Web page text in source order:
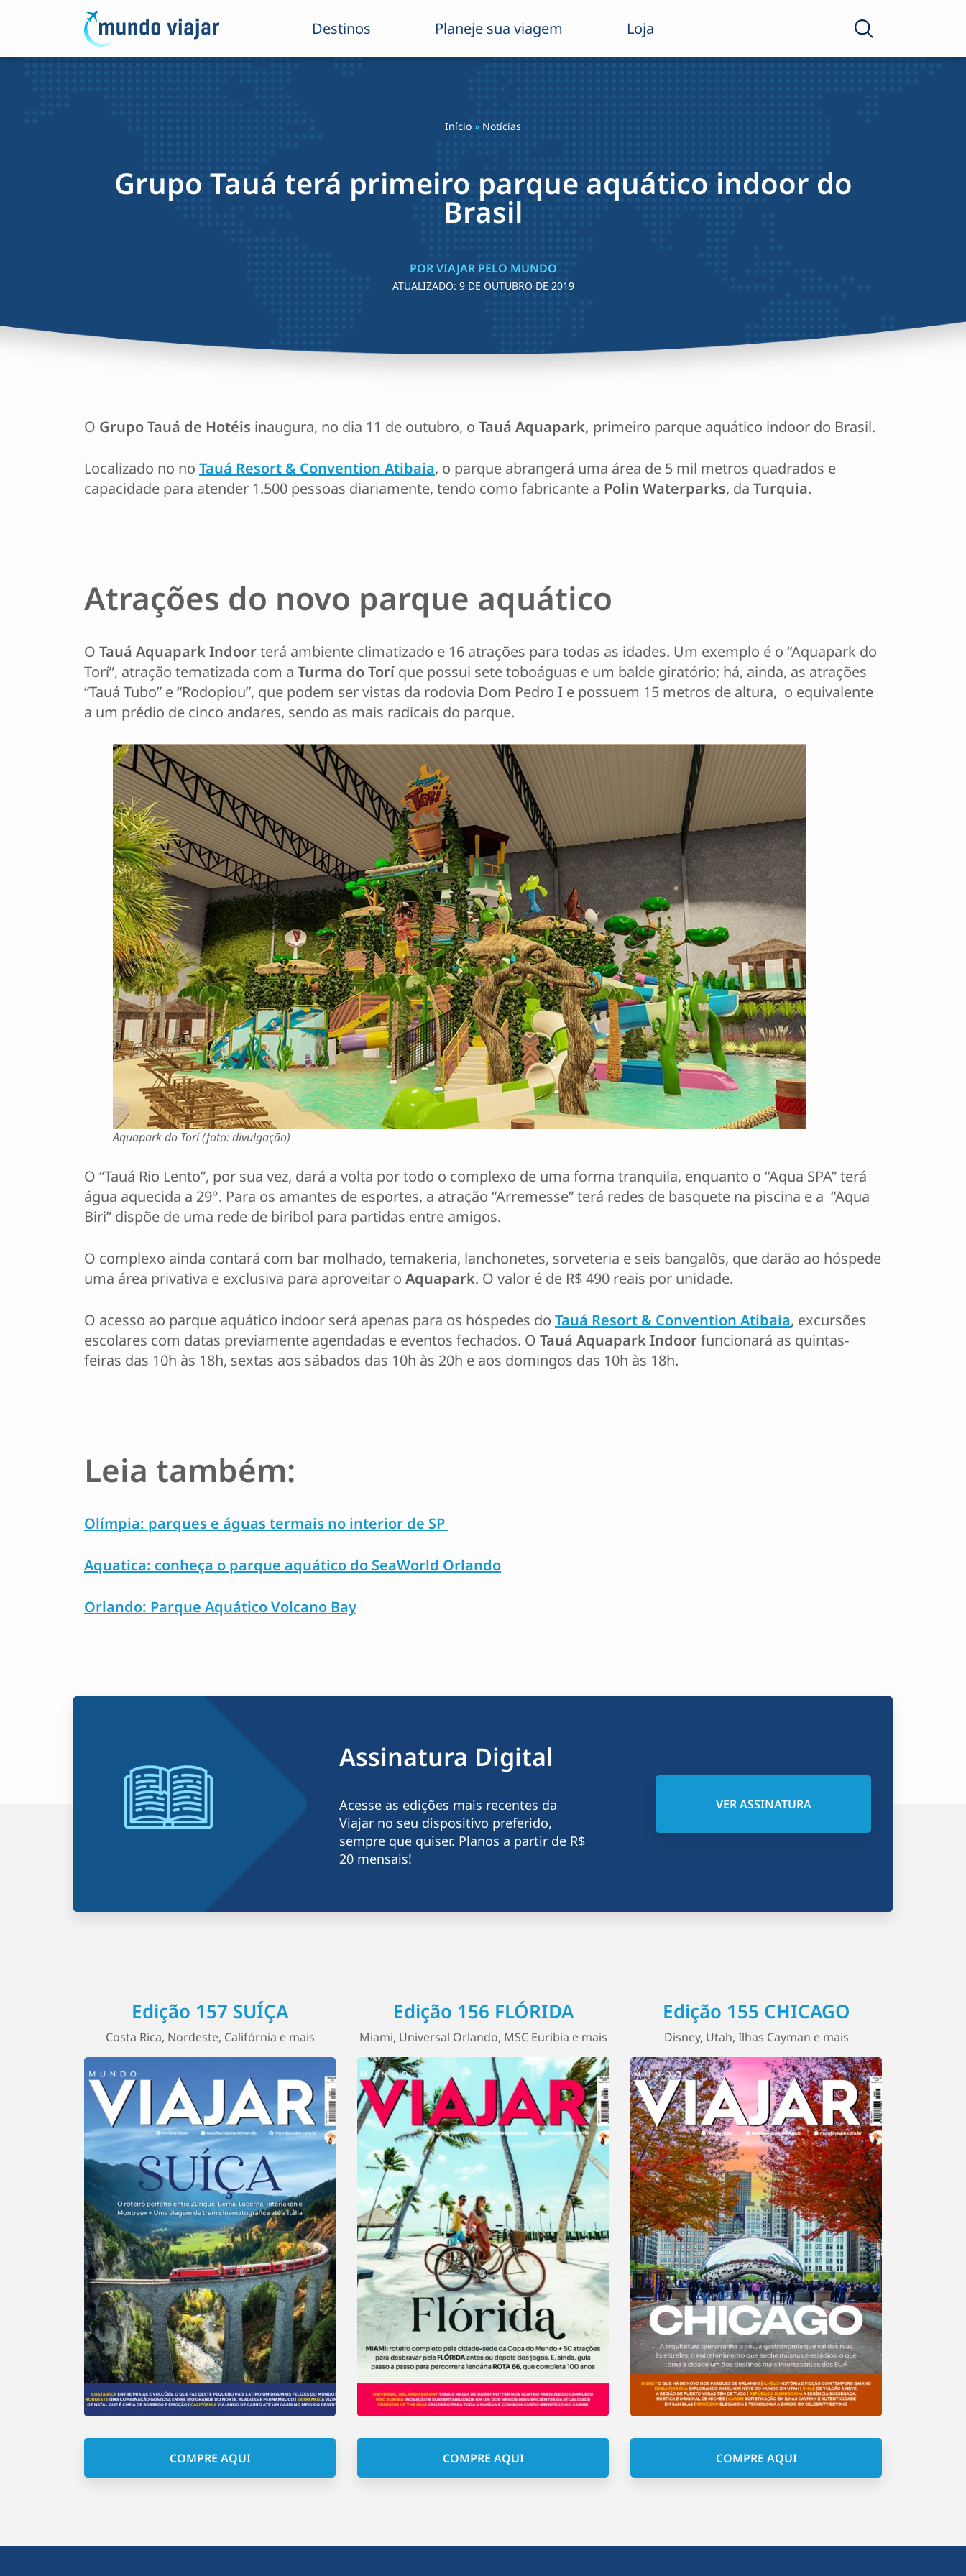
Destinos Planeje sua viagem Loja
Início » Notícias
Grupo Tauá terá primeiro parque aquático indoor do
Brasil
POR VIAJAR PELO MUNDO
ATUALIZADO: 9 DE OUTUBRO DE 2019
O Grupo Tauá de Hotéis inaugura, no dia 11 de outubro, o Tauá Aquapark, primeiro parque aquático indoor do Brasil.
Localizado no no Tauá Resort & Convention Atibaia, o parque abrangerá uma área de 5 mil metros quadrados e
capacidade para atender 1.500 pessoas diariamente, tendo como fabricante a Polin Waterparks, da Turquia.
Atrações do novo parque aquático
O Tauá Aquapark Indoorterá ambiente climatizado e 16 atrações para todas as idades. Um exemplo é o “Aquapark do
Torí”, atração tematizada com a Turma do Toríque possui sete toboáguas e um balde giratório; há, ainda, as atrações
“Tauá Tubo” e “Rodopiou”, que podem ser vistas da rodovia Dom Pedro I e possuem 15 metros de altura, o equivalente
a um prédio de cinco andares, sendo as mais radicais do parque.
Aquapark do Torí (foto: divulgação)
O “Tauá Rio Lento”, por sua vez, dará a volta por todo o complexo de uma forma tranquila, enquanto o “Aqua SPA” terá
água aquecida a 29°. Para os amantes de esportes, a atração “Arremesse” terá redes de basquete na piscina e a “Aqua
Biri” dispõe de uma rede de biribol para partidas entre amigos.
O complexo ainda contará com bar molhado, temakeria, lanchonetes, sorveteria e seis bangalôs, que darão ao hóspede
uma área privativa e exclusiva para aproveitar o Aquapark. O valor é de R$ 490 reais por unidade.
O acesso ao parque aquático indoor será apenas para os hóspedes do Tauá Resort & Convention Atibaia, excursões
escolares com datas previamente agendadas e eventos fechados. O Tauá Aquapark Indoorfuncionará as quintas-
feiras das 10h às 18h, sextas aos sábados das 10h às 20h e aos domingos das 10h às 18h.
Leia também:
Olímpia: parques e águas termais no interior de SP
Aquatica: conheça o parque aquático do SeaWorld Orlando
Orlando: Parque Aquático Volcano Bay
Assinatura Digital
Acesse as edições mais recentes da
Viajar no seu dispositivo preferido,
sempre que quiser. Planos a partir de R$
20 mensais!
VER ASSINATURA
Edição 157 SUÍÇA
Costa Rica, Nordeste, Califórnia e mais
COMPRE AQUI
Edição 156 FLÓRIDA
Miami, Universal Orlando, MSC Euribia e mais
COMPRE AQUI
Edição 155 CHICAGO
Disney, Utah, Ilhas Cayman e mais
COMPRE AQUI